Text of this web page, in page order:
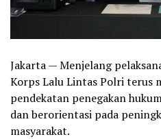
Jakarta — Menjelang
Korps Lalu Lintas Polri terus
pendekatan penegakan
dan berorientasi pada
masyarakat.